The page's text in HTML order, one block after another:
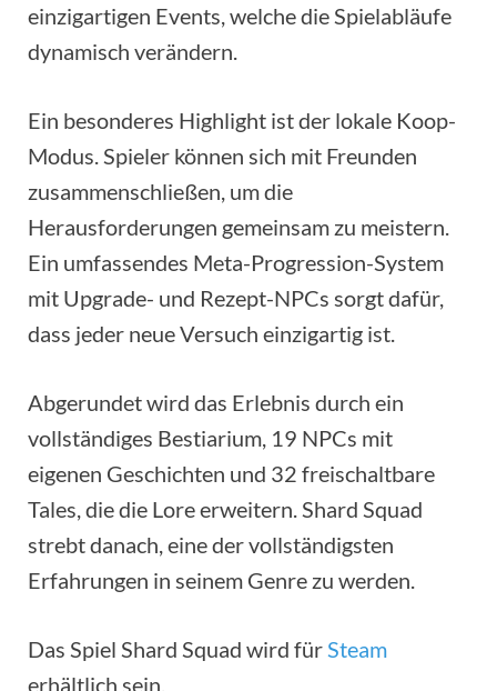
einzigartigen Events, welche die Spielabläufe
dynamisch verändern.
Ein besonderes Highlight ist der lokale Koop-
Modus. Spieler können sich mit Freunden
zusammenschließen, um die
Herausforderungen gemeinsam zu meistern.
Ein umfassendes Meta-Progression-System
mit Upgrade- und Rezept-NPCs sorgt dafür,
dass jeder neue Versuch einzigartig ist.
Abgerundet wird das Erlebnis durch ein
vollständiges Bestiarium, 19 NPCs mit
eigenen Geschichten und 32 freischaltbare
Tales, die die Lore erweitern. Shard Squad
strebt danach, eine der vollständigsten
Erfahrungen in seinem Genre zu werden.
Das Spiel Shard Squad wird für Steam
erhältlich sein.